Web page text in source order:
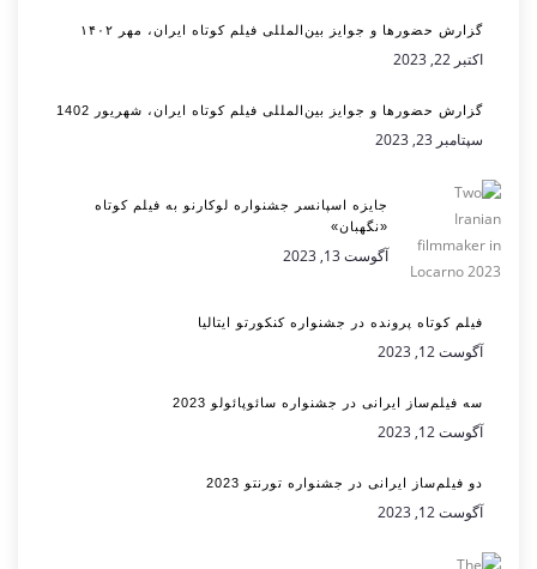
گزارش حضورها و جوایز بین‌المللی فیلم کوتاه ایران، مهر ۱۴۰۲
اکتبر 22, 2023
گزارش حضورها و جوایز بین‌المللی فیلم کوتاه ایران، شهریور 1402
سپتامبر 23, 2023
جایزه اسپانسر جشنواره لوکارنو به فیلم کوتاه
«نگهبان»
آگوست 13, 2023
فیلم کوتاه پرونده در جشنواره کنکورتو ایتالیا
آگوست 12, 2023
سه فیلم‌ساز ایرانی در جشنواره سائوپائولو 2023
آگوست 12, 2023
دو فیلم‌ساز ایرانی در جشنواره تورنتو 2023
آگوست 12, 2023